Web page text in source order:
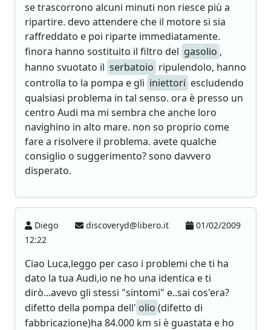
se trascorrono alcuni minuti non riesce più a
ripartire. devo attendere che il motore si sia
raffreddato e poi riparte immediatamente.
finora hanno sostituito il filtro del gasolio ,
hanno svuotato il serbatoio ripulendolo, hanno
controlla to la pompa e gli iniettori escludendo
qualsiasi problema in tal senso. ora è presso un
centro Audi ma mi sembra che anche loro
navighino in alto mare. non so proprio come
fare a risolvere il problema. avete qualche
consiglio o suggerimento? sono davvero
disperato.
Diego discoveryd@libero.it
01/02/2009
12:22
Ciao Luca,leggo per caso i problemi che ti ha
dato la tua Audi,io ne ho una identica e ti
dirò...avevo gli stessi "sintomi" e..sai cos'era?
difetto della pompa dell' olio (difetto di
fabbricazione)ha 84.000 km si è guastata e ho